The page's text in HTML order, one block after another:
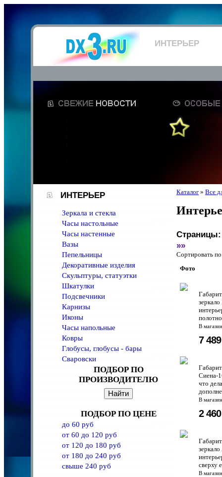
ИНТЕРЬЕР
ИНТЕРЬЕР
Зеркала и стекла
Часы настольные
Часы настенные
Вазы
Пепельницы
Декоративные изделия
Скульптуры, статуэтки
Шкатулки
Подсвечники
Карнизы
Иконы
Часы напольные
Ковры
Глобусы, глобусы - бары
Сваровски
ПОДБОР ПО
ПРОИЗВОДИТЕЛЮ
ПОДБОР ПО ЦЕНЕ
до 60 руб
от 60 до 120 руб
от 120 до 180 руб
от 180 до 240 руб
свыше 240 руб
Каталог » Все
Страницы:
»»
Сортировать
Фото
В
7
Сиена-
что
В
2
сверху
В